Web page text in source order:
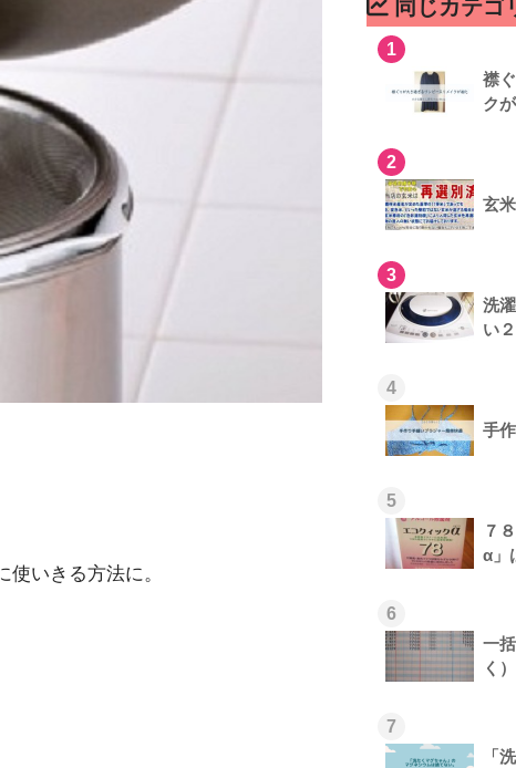
いきる方法に。
同じカテゴ
1
襟
ク
2
玄
3
洗
い
4
手
5
７
α」
6
一
く）
7
「